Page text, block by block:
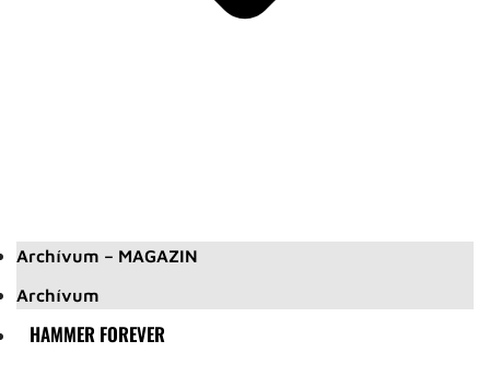
Archívum – MAGAZIN
Archívum
HAMMER FOREVER